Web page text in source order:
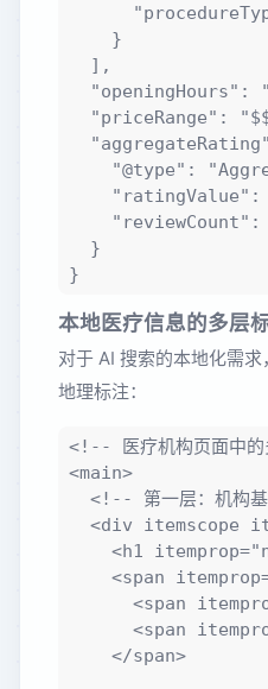
    }
  ],
"openingHours":
"priceRange":
"@type":
"ratingValue":
"reviewCount":
  }
本地医疗信息的多层
对于 AI 搜索的本地化需
地理标注：
<!-- 医疗机构页面中
<main>
<!-- 第一层：机构
<div itemscope
<h1
<span
<span
<span
    </span>